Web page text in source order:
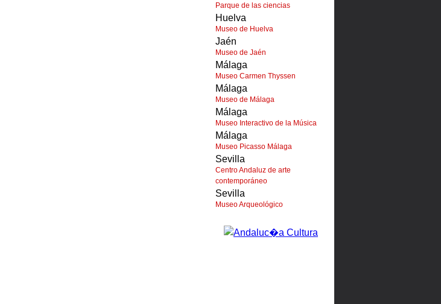
Parque de las ciencias
Huelva
Museo de Huelva
Jaén
Museo de Jaén
Málaga
Museo Carmen Thyssen
Málaga
Museo de Málaga
Málaga
Museo Interactivo de la Música
Málaga
Museo Picasso Málaga
Sevilla
Centro Andaluz de arte
contemporáneo
Sevilla
Museo Arqueológico